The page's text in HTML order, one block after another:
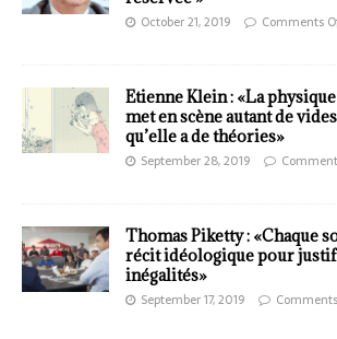
October 21, 2019 Comments
Etienne Klein : «La
met en scène autant de
qu’elle a de théories»
September 28, 2019
Thomas Piketty : «Chaque
récit idéologique pour
inégalités»
September 17, 2019